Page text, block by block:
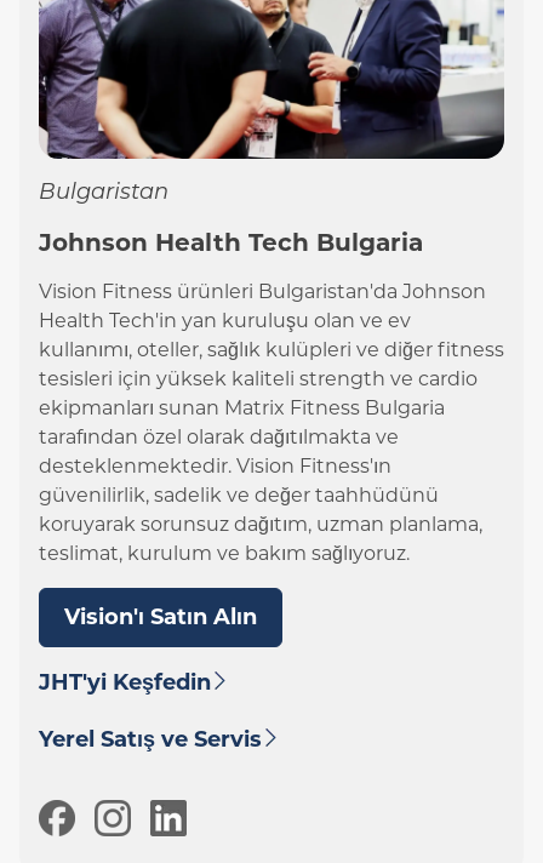
Bulgaristan
Johnson Health Tech Bulgaria
Vision Fitness ürünleri Bulgaristan'da Johnson
Health Tech'in yan kuruluşu olan ve ev
kullanımı, oteller, sağlık kulüpleri ve diğer fitness
tesisleri için yüksek kaliteli strength ve cardio
ekipmanları sunan Matrix Fitness Bulgaria
tarafından özel olarak dağıtılmakta ve
desteklenmektedir. Vision Fitness'ın
güvenilirlik, sadelik ve değer taahhüdünü
koruyarak sorunsuz dağıtım, uzman planlama,
teslimat, kurulum ve bakım sağlıyoruz.
Vision'ı Satın Alın
JHT'yi Keşfedin
Yerel Satış ve Servis